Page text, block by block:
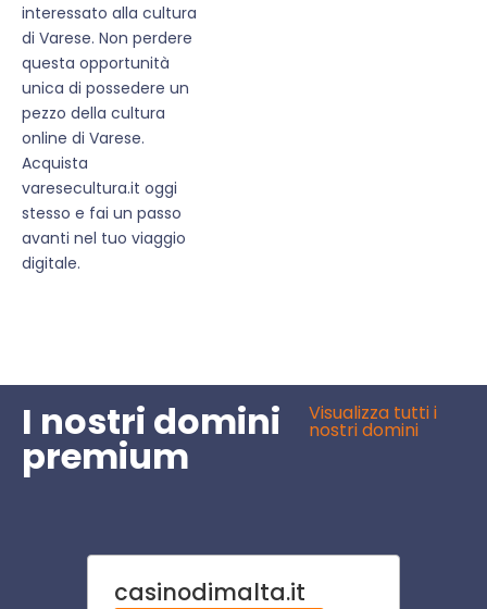
interessato alla cultura
di Varese. Non perdere
questa opportunità
unica di possedere un
pezzo della cultura
online di Varese.
Acquista
varesecultura.it oggi
stesso e fai un passo
avanti nel tuo viaggio
digitale.
I nostri domini
premium
Visualizza tutti i
nostri domini
casinodimalta.it